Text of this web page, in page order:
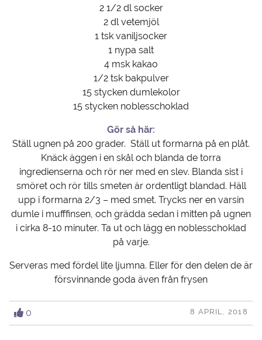
2 1/2 dl socker
2 dl vetemjöl
1 tsk vaniljsocker
1 nypa salt
4 msk kakao
1/2 tsk bakpulver
15 stycken dumlekolor
15 stycken noblesschoklad
Gör så här:
Ställ ugnen på 200 grader. Ställ ut formarna på en plåt.
Knäck äggen i en skål och blanda de torra
ingredienserna och rör ner med en slev. Blanda sist i
smöret och rör tills smeten är ordentligt blandad. Häll
upp i formarna 2/3 – med smet. Trycks ner en varsin
dumle i mufffinsen, och grädda sedan i mitten på ugnen
i cirka 8-10 minuter. Ta ut och lägg en noblesschoklad
på varje.
Serveras med fördel lite ljumna. Eller för den delen de är
försvinnande goda även från frysen
0 8 APRIL, 2018